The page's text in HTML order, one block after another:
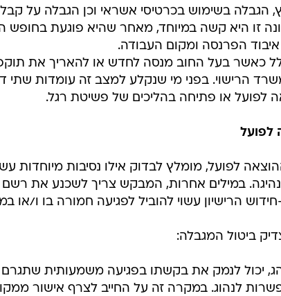
הגבלה בשימוש בכרטיסי אשראי וכן הגבלה על
זו היא קשה במיוחד, מאחר שהיא פוגעת בחופש
הפרנסה ומקום העבודה.
כאשר בעל החוב מנסה לחדש או להאריך את תוקפו
הרישוי. בפני מי שנקלע למצב זה עומדות שתי
או פתיחה בהליכים של פשיטת רגל.
לפועל
לפועל, מומלץ לבדוק אילו נסיבות מיוחדות
במילים אחרות, המבקש צריך לשכנע את רשם
הרישיון עשוי להוביל לפגיעה חמורה בו ו/או
ביטול המגבלה:
יכול לנמק את בקשתו בפגיעה משמעותית
לנהוג. במקרה זה על החייב לצרף אישור